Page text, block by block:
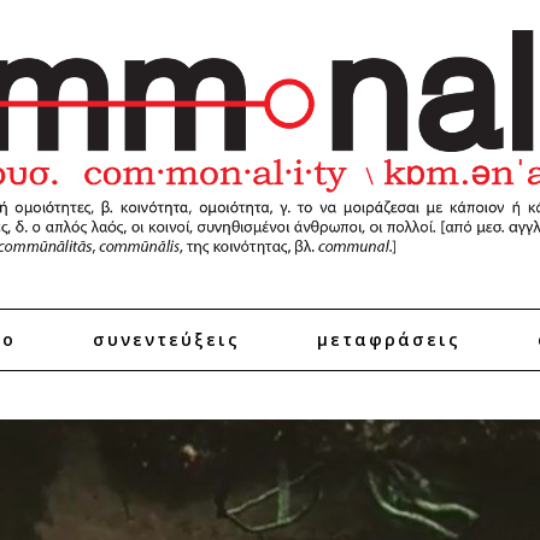
συνεντεύξεις μεταφράσεις